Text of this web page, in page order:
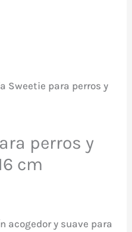
Sweetie para perros y
perros y
cm
acogedor y suave para